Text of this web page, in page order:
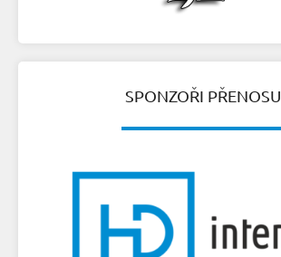
SPONZOŘI PŘENOSU